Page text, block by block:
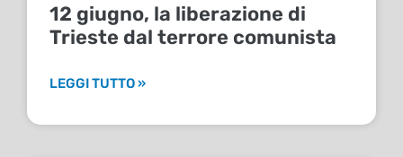
12 giugno, la liberazione di
Trieste dal terrore comunista
LEGGI TUTTO »